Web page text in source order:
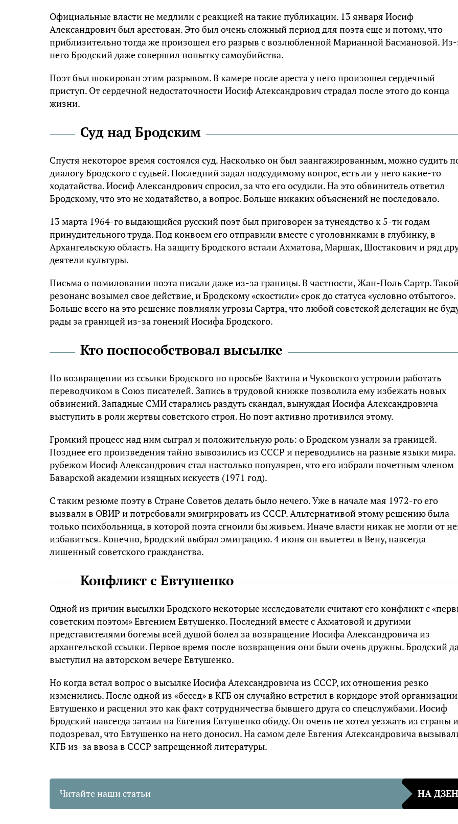
Официальные власти не медлили с реакцией на такие публикации. 13 января Иосиф
Александрович был арестован. Это был очень сложный период для поэта еще и потому, что
приблизительно тогда же произошел его разрыв с возлюбленной Марианной Басмановой. Из-
него Бродский даже совершил попытку самоубийства.
Поэт был шокирован этим разрывом. В камере после ареста у него произошел сердечный
приступ. От сердечной недостаточности Иосиф Александрович страдал после этого до конца
жизни.
Суд над Бродским
Спустя некоторое время состоялся суд. Насколько он был заангажированным, можно судить
диалогу Бродского с судьей. Последний задал подсудимому вопрос, есть ли у него какие-то
ходатайства. Иосиф Александрович спросил, за что его осудили. На это обвинитель ответил
Бродскому, что это не ходатайство, а вопрос. Больше никаких объяснений не последовало.
13 марта 1964-го выдающийся русский поэт был приговорен за тунеядство к 5-ти годам
принудительного труда. Под конвоем его отправили вместе с уголовниками в глубинку, в
Архангельскую область. На защиту Бродского встали Ахматова, Маршак, Шостакович и ряд
деятели культуры.
Письма о помиловании поэта писали даже из-за границы. В частности, Жан-Поль Сартр.
резонанс возымел свое действие, и Бродскому «скостили» срок до статуса «условно отбытого».
Больше всего на это решение повлияли угрозы Сартра, что любой советской делегации не
рады за границей из-за гонений Иосифа Бродского.
Кто поспособствовал высылке
По возвращении из ссылки Бродского по просьбе Вахтина и Чуковского устроили работать
переводчиком в Союз писателей. Запись в трудовой книжке позволила ему избежать новых
обвинений. Западные СМИ старались раздуть скандал, вынуждая Иосифа Александровича
выступить в роли жертвы советского строя. Но поэт активно противился этому.
Громкий процесс над ним сыграл и положительную роль: о Бродском узнали за границей.
Позднее его произведения тайно вывозились из СССР и переводились на разные языки мира.
рубежом Иосиф Александрович стал настолько популярен, что его избрали почетным членом
Баварской академии изящных искусств (1971 год).
С таким резюме поэту в Стране Советов делать было нечего. Уже в начале мая 1972-го его
вызвали в ОВИР и потребовали эмигрировать из СССР. Альтернативой этому решению была
только психбольница, в которой поэта сгноили бы живьем. Иначе власти никак не могли от
избавиться. Конечно, Бродский выбрал эмиграцию. 4 июня он вылетел в Вену, навсегда
лишенный советского гражданства.
Конфликт с Евтушенко
Одной из причин высылки Бродского некоторые исследователи считают его конфликт с
советским поэтом» Евгением Евтушенко. Последний вместе с Ахматовой и другими
представителями богемы всей душой болел за возвращение Иосифа Александровича из
архангельской ссылки. Первое время после возвращения они были очень дружны. Бродский
выступил на авторском вечере Евтушенко.
Но когда встал вопрос о высылке Иосифа Александровича из СССР, их отношения резко
изменились. После одной из «бесед» в КГБ он случайно встретил в коридоре этой организации
Евтушенко и расценил это как факт сотрудничества бывшего друга со спецслужбами. Иосиф
Бродский навсегда затаил на Евгения Евтушенко обиду. Он очень не хотел уезжать из страны и
подозревал, что Евтушенко на него доносил. На самом деле Евгения Александровича
КГБ из-за ввоза в СССР запрещенной литературы.
Читайте наши статьи НА ДЗЕН